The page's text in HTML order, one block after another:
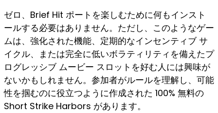
ゼロ、Brief Hit ポートを楽しむために何もインスト
ールする必要はありません。ただし、このようなゲー
ムは、強化された機能、定期的なインセンティブ サ
イクル、または完全に低いボラティリティを備えたプ
ログレッシブ ムービー スロットを好む人には興味が
ないかもしれません。参加者がルールを理解し、可能
性を掴むのに役立つように作成された 100% 無料の
Short Strike Harbors があります。